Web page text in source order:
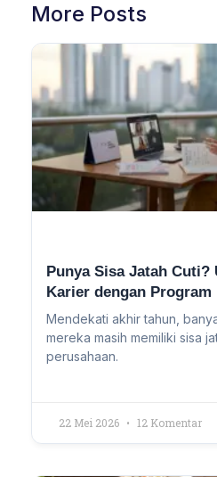
More Posts
Punya Sisa Jatah Cuti?
Karier dengan
Mendekati akhir tahun,
mereka masih memiliki sisa
perusahaan.
22 Mei 2026 12 Komentar